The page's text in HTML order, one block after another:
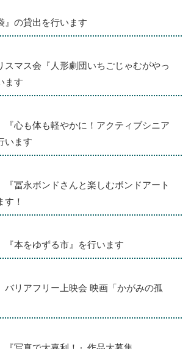
』の貸出を行います
スマス会『人形劇団いちごじゃむがやっ
ます
『心も体も軽やかに！アクティブシニア
います
『冨永ボンドさんと楽しむボンドアート
す！
『本をゆずる市』を行います
バリアフリー上映会 映画「かがみの孤